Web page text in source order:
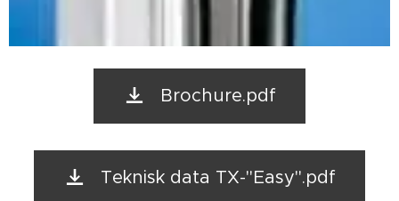
Brochure.pdf
Teknisk data TX-"Easy".pdf